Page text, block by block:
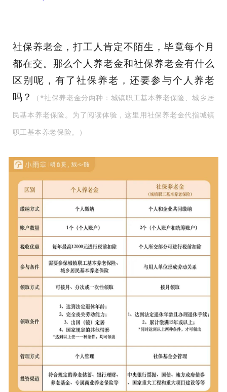
社保养老金，打工人肯定不陌生，毕竟每个月
都在交。那么个人养老金和社保养老金有什么
区别呢，有了社保养老，还要参与个人养老
吗？
（*社保养老金分两种：城镇职工基本养老保险、城乡居
民基本养老保险。为了阅读体验，这里用社保养老金代指城镇
职工基本养老保险。）